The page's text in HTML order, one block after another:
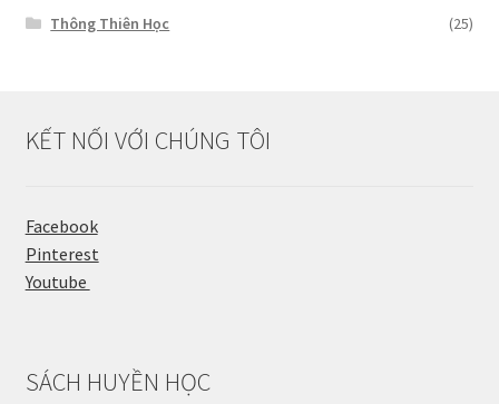
Thông Thiên Học
(25)
KẾT NỐI VỚI CHÚNG TÔI
Facebook
Pinterest
Youtube
SÁCH HUYỀN HỌC